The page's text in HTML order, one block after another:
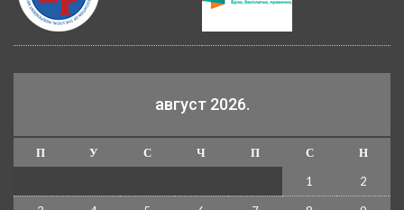
август 2026.
П У С Ч П С
Н
1
2